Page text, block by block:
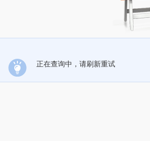
正在查询中，请刷新重试